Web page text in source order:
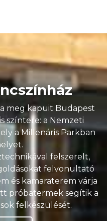
meg kapuit Budapest
színtere: a Nemzeti
a Millenáris Parkban
felszerelt,
felvonultató
és kamaraterem várja
próbatermek segítik a
felkészülését.